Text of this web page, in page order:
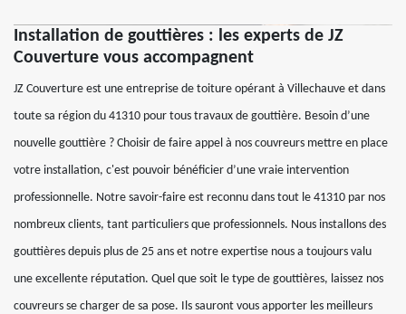
Installation de gouttières : les experts de JZ
Couverture vous accompagnent
JZ Couverture est une entreprise de toiture opérant à Villechauve et dans
toute sa région du 41310 pour tous travaux de gouttière. Besoin d’une
nouvelle gouttière ? Choisir de faire appel à nos couvreurs mettre en place
votre installation, c'est pouvoir bénéficier d’une vraie intervention
professionnelle. Notre savoir-faire est reconnu dans tout le 41310 par nos
nombreux clients, tant particuliers que professionnels. Nous installons des
gouttières depuis plus de 25 ans et notre expertise nous a toujours valu
une excellente réputation. Quel que soit le type de gouttières, laissez nos
couvreurs se charger de sa pose. Ils sauront vous apporter les meilleurs